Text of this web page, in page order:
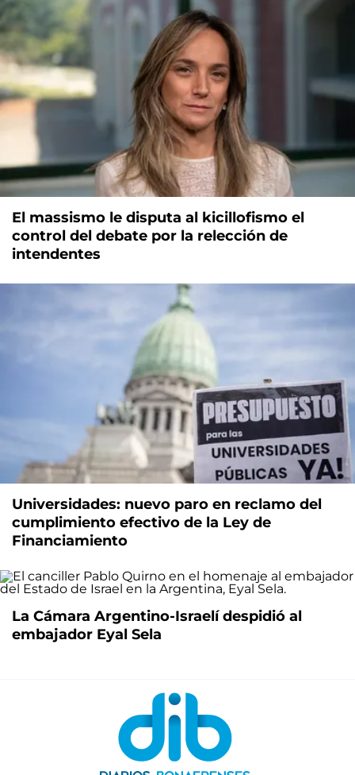
El massismo le disputa al kicillofismo el
control del debate por la relección de
intendentes
Universidades: nuevo paro en reclamo del
cumplimiento efectivo de la Ley de
Financiamiento
La Cámara Argentino-Israelí despidió al
embajador Eyal Sela